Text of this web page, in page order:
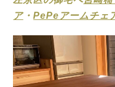
ア・PePeアームチェ